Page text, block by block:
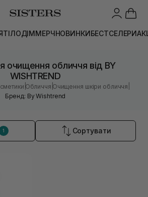
ТІЛОДІММЕРЧНОВИНКИБЕСТСЕЛЕРИ
очищення обличчя від BY
WISHTREND
|Обличчя |Очищення шкіри обличчя
Бренд: By Wishtrend
1 Сортувати